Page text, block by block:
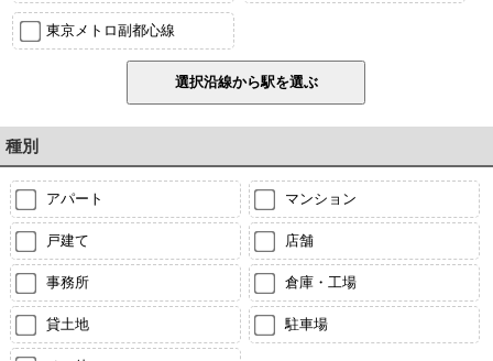
東京メトロ副都心線
種別
アパート マンション
戸建て 店舗
事務所 倉庫・工場
貸土地 駐車場